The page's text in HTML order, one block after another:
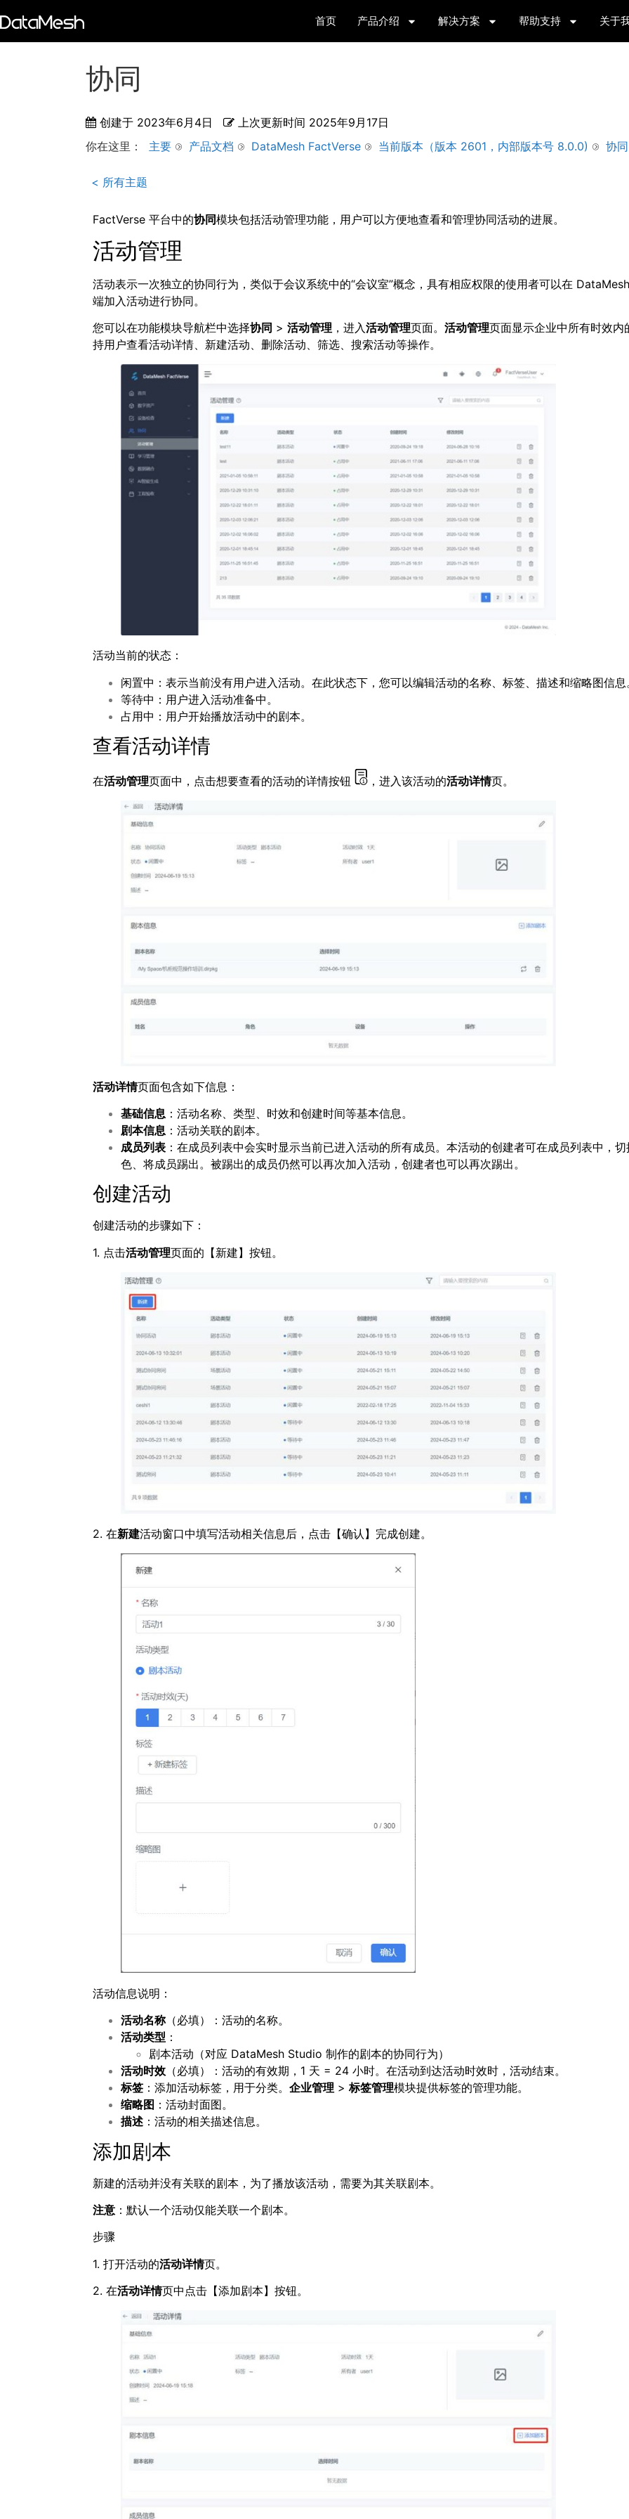
首页 产品介绍 解决方案 帮助支持 关于
协同
创建于 2023年6月4日 上次更新时间 2025年9月17日
你在这里：
主要 产品文档 DataMesh FactVerse 当前版本（版本 2601，内部版本号 8.0.0) 协同
< 所有主题
FactVerse 平台中的协同模块包括活动管理功能，用户可以方便地查看和管理协同活动的进展。
活动管理
活动表示一次独立的协同行为，类似于会议系统中的“会议室”概念，具有相应权限的使用者可以在
端加入活动进行协同。
您可以在功能模块导航栏中选择协同 > 活动管理 ，进入活动管理页面。 活动管理页面显示企业中所有时效内
持用户查看活动详情、新建活动、删除活动、筛选、搜索活动等操作。
活动当前的状态：
闲置中：表示当前没有用户进入活动。在此状态下，您可以编辑活动的名称、标签、描述和缩略图信息
等待中：用户进入活动准备中。
占用中：用户开始播放活动中的剧本。
查看活动详情
在活动管理页面中，点击想要查看的活动的详情按钮 ，进入该活动的活动详情页。
活动详情页面包含如下信息：
基础信息 ：活动名称、类型、时效和创建时间等基本信息。
剧本信息 ：活动关联的剧本。
成员列表 ：在成员列表中会实时显示当前已进入活动的所有成员。本活动的创建者可在成员列表中，
色、将成员踢出。被踢出的成员仍然可以再次加入活动，创建者也可以再次踢出。
创建活动
创建活动的步骤如下：
1. 点击活动管理页面的【新建】按钮。
2. 在新建活动窗口中填写活动相关信息后，点击【确认】完成创建。
活动信息说明：
活动名称（必填）：活动的名称。
活动类型 ：
剧本活动（对应 DataMesh Studio 制作的剧本的协同行为）
活动时效 （必填）：活动的有效期，1 天 = 24 小时。在活动到达活动时效时，活动结束。
标签 ：添加活动标签，用于分类。 企业管理 > 标签管理模块提供标签的管理功能。
缩略图 ：活动封面图。
描述 ：活动的相关描述信息。
添加剧本
新建的活动并没有关联的剧本，为了播放该活动，需要为其关联剧本。
注意 ：默认一个活动仅能关联一个剧本。
步骤
1. 打开活动的活动详情页。
2. 在活动详情页中点击【添加剧本】按钮。